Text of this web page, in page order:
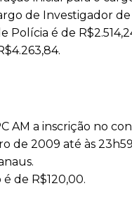
de Investigador
Polícia é de
AM a inscrição no
de 2009 até às
de R$120,00.